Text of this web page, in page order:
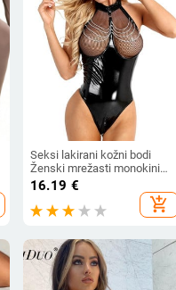
Seksi lakirani kožni bodi
Ženski mrežasti monokini
bez rukava s patentnim
zatvaračem i otvorenim
preponama Triko za noćni
16.19 €
add_shopping_cart